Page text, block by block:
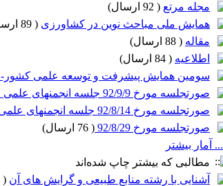
مجله مرتع (
)
همایش ملی مباحث نوین در کشاورزی (
مقاله (
)
اطلاعیه (
)
سومین همایش پیشرفت و توسعه علمی کشور-92/10/1
صورتجلسه مورخ 92/9/9 جلسه انجمنهای علمی منابع طبیعی با رئیس سازمان جنگلها
صورتجلسه مورخ 92/8/14 جلسه انجمنهای علمی و صنفی مرتعداری با رئیس سازمان جنگلها
صورتجلسه مورخ 92/8/29
(
)
... آمار بیشتر
مطالبی که بیشتر چاپ شده‌اند
آشنایی با رشته منابع طبیعی و گرایش های آن (